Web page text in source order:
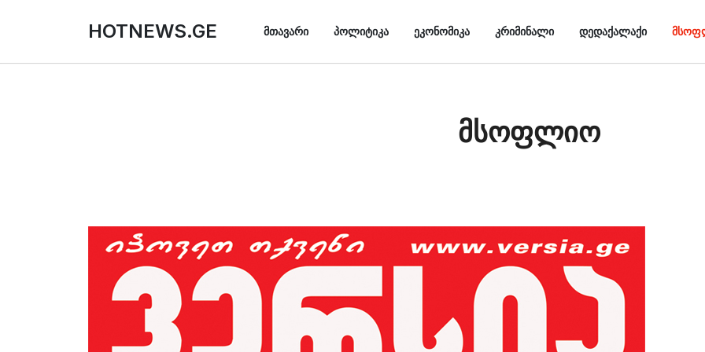
HOTNEWS.GE ᲛᲗᲐᲕᲐᲠᲘ ᲞᲝᲚᲘᲢᲘᲙᲐ ᲔᲙᲝᲜᲝᲛᲘᲙᲐ ᲙᲠᲘᲛᲘᲜᲐᲚᲘ ᲓᲔᲓᲐᲥᲐᲚᲐᲥᲘ
მსოფლიო